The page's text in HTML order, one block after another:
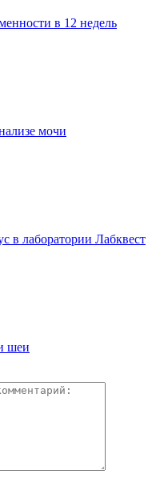
в 12 недель
мочи
в лаборатории Лабквест
шеи